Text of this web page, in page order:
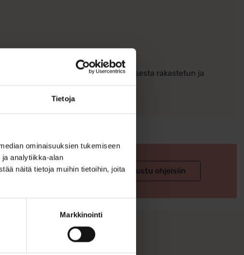
Tietoja
ominaisuuksien tukemiseen
analytiikka-alan
näitä tietoja muihin tietoihin, joita
Markkinointi
yksityiskohta tekee sormuksesta rakastetun ja
valintaan Tutustu ohjeisiin